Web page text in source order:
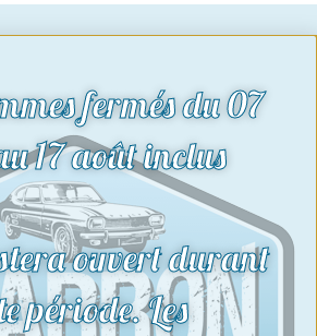
fermés du 07
17 août inclus
ouvert durant
période. Les